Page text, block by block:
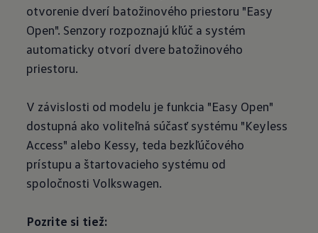
otvorenie dverí batožinového priestoru "Easy
Open". Senzory rozpoznajú kľúč a systém
automaticky otvorí dvere batožinového
priestoru.
V závislosti od modelu je funkcia "Easy Open"
dostupná ako voliteľná súčasť systému "Keyless
Access" alebo Kessy, teda bezkľúčového
prístupu a štartovacieho systému od
spoločnosti Volkswagen.
Pozrite si tiež: